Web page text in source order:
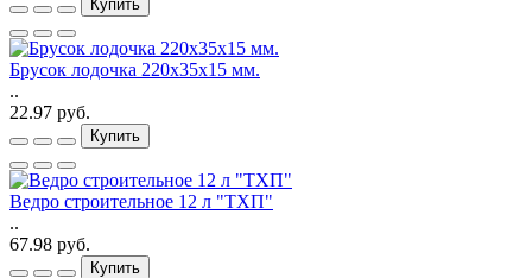
Купить
Брусок лодочка 220х35х15 мм.
..
22.97 руб.
Купить
Ведро строительное 12 л "ТХП"
..
67.98 руб.
Купить